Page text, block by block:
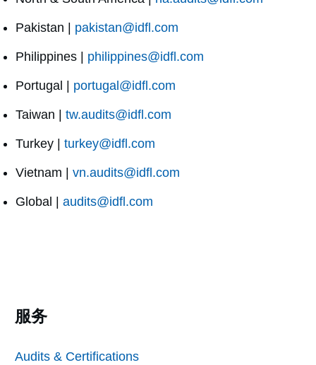
Pakistan | pakistan@idfl.com
Philippines | philippines@idfl.com
Portugal | portugal@idfl.com
Taiwan | tw.audits@idfl.com
Turkey | turkey@idfl.com
Vietnam | vn.audits@idfl.com
Global | audits@idfl.com
服务
Audits & Certifications